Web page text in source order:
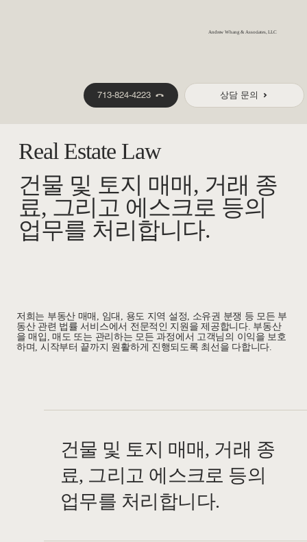
Andrew Whang & Associates, LLC
713-824-4223 상담 문의
저희는 부동산 매매, 임대, 용도 지역 설정, 소유권 분쟁 등 모든 부
동산 관련 법률 서비스에서 전문적인 지원을 제공합니다. 부동산
을 매입, 매도 또는 관리하는 모든 과정에서 고객님의 이익을 보호
하며, 시작부터 끝까지 원활하게 진행되도록 최선을 다합니다.
건물 및 토지 매매, 거래 종
료, 그리고 에스크로 등의
업무를 처리합니다.
건물 및 토지 매매, 거래 종
료, 그리고 에스크로 등의
업무를 처리합니다.
Real Estate Law